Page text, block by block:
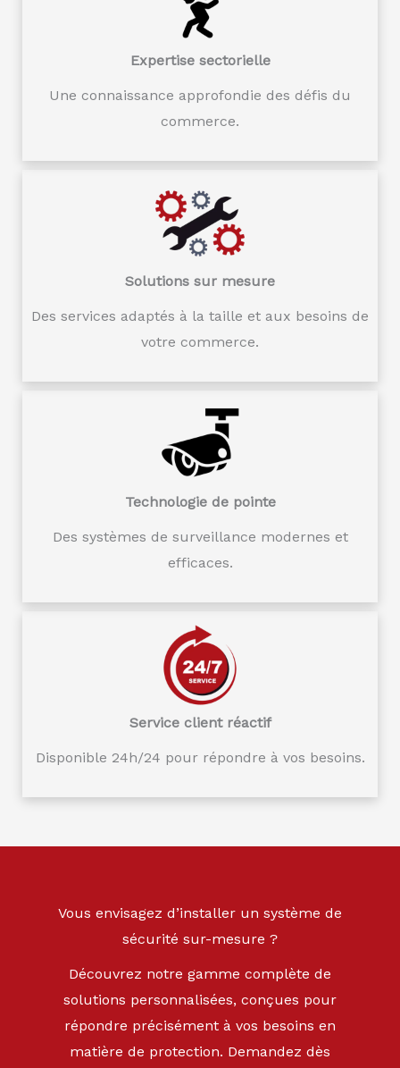
Expertise sectorielle
Une connaissance approfondie des défis du
commerce.
Solutions sur mesure
Des services adaptés à la taille et aux besoins de
votre commerce.
Technologie de pointe
Des systèmes de surveillance modernes et
efficaces.
Service client réactif
Disponible 24h/24 pour répondre à vos besoins.
Vous envisagez d’installer un système de
sécurité sur-mesure ?
Découvrez notre gamme complète de
solutions personnalisées, conçues pour
répondre précisément à vos besoins en
matière de protection. Demandez dès